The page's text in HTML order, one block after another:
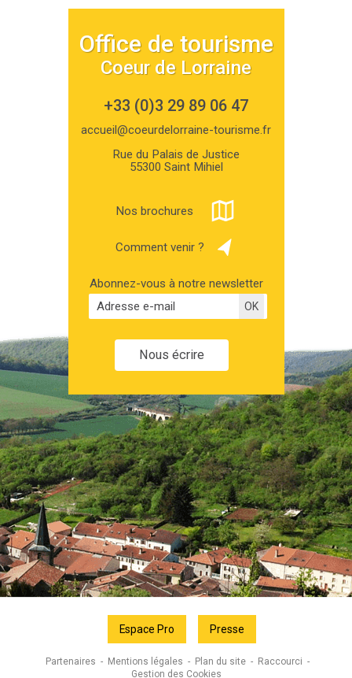
Office de tourisme
Coeur de Lorraine
+33 (0)3 29 89 06 47
accueil@coeurdelorraine-tourisme.fr
Rue du Palais de Justice
55300 Saint Mihiel
Nos brochures
Comment venir ?
Abonnez-vous à notre newsletter
Nous écrire
Espace Pro Presse
Partenaires Mentions légales Plan du site
Raccourci
Gestion des Cookies